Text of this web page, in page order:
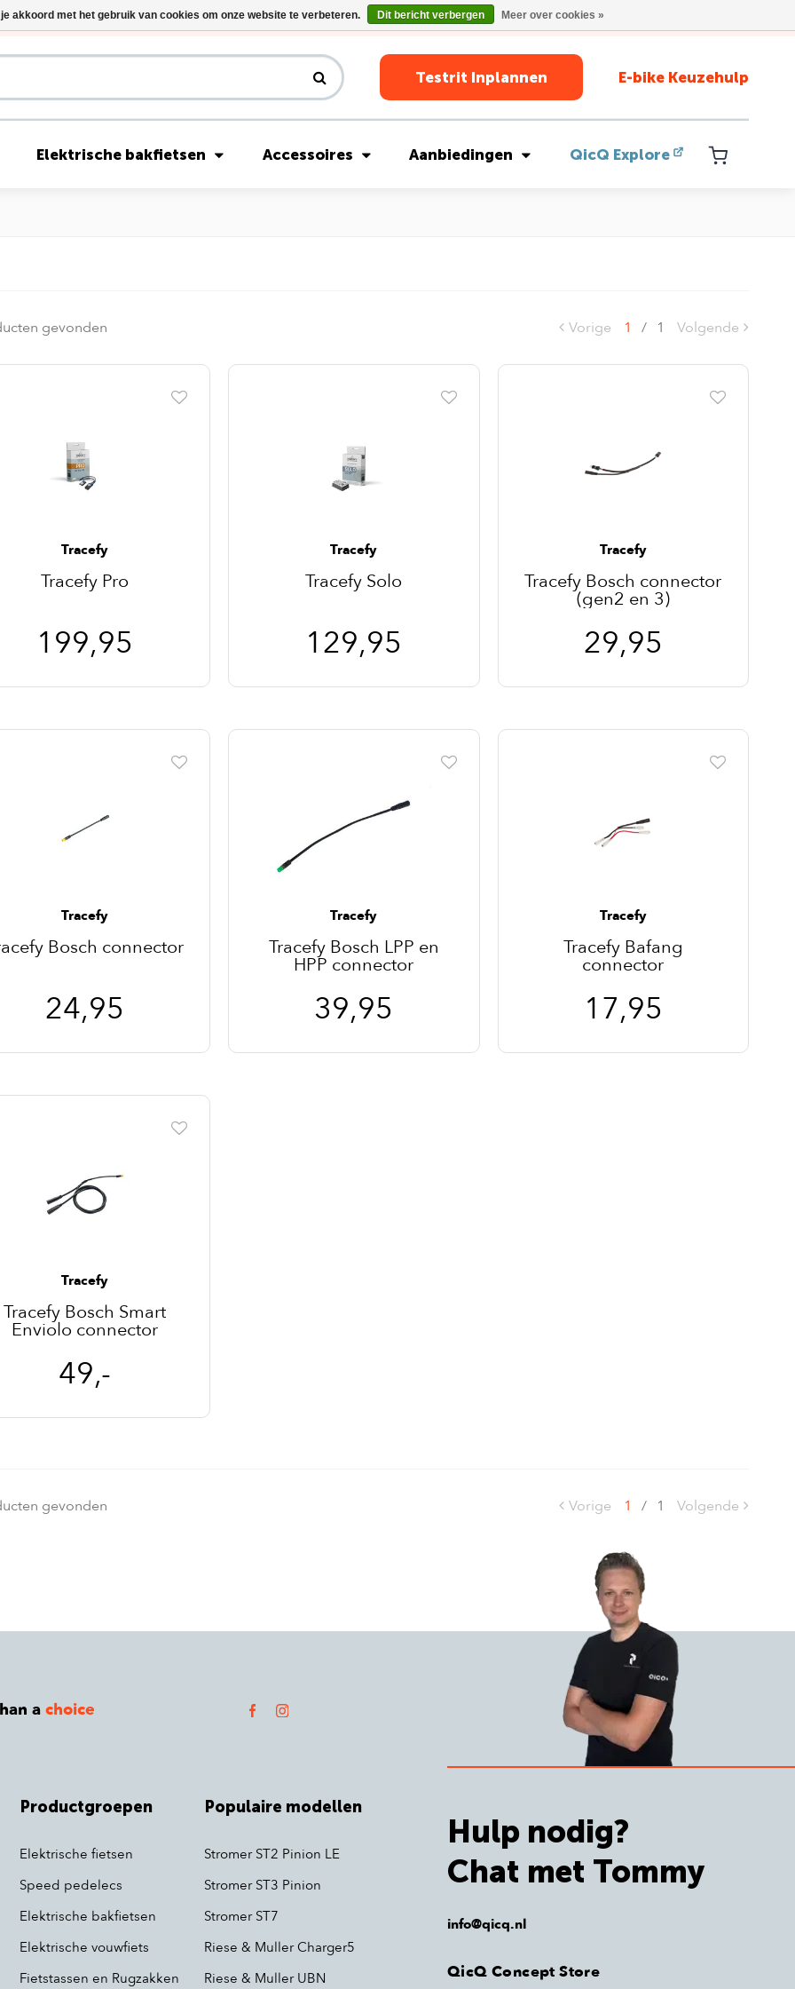
Riese & Müller Nevo5 Silent Core nu direct uit voorraad leverbaar!
Testrit Inplannen E-bike Keuzehulp
Elektrische bakfietsen Accessoires Aanbiedingen QicQ Explore
gevonden Vorige 1 / 1 Volgende
Tracefy
Tracefy Pro
199,95
Tracefy
Tracefy Solo
129,95
Tracefy
Tracefy Bosch connector
(gen2 en 3)
29,95
Tracefy
Bosch connector
24,95
Tracefy
Tracefy Bosch LPP en
HPP connector
39,95
Tracefy
Tracefy Bafang
connector
17,95
Tracefy
Tracefy Bosch Smart
Enviolo connector
49,-
gevonden Vorige 1 / 1 Volgende
achoice
Productgroepen
Elektrische fietsen
Speed pedelecs
Elektrische bakfietsen
Elektrische vouwfiets
Fietstassen en Rugzakken
Populaire modellen
Stromer ST2 Pinion LE
Stromer ST3 Pinion
Stromer ST7
Riese & Muller Charger5
Riese & Muller UBN
Hulp nodig?
Chat met Tommy
info@qicq.nl
QicQ Concept Store
akkoord met het gebruik van cookies om onze website te verbeteren. Dit bericht verbergen Meer over cookies »